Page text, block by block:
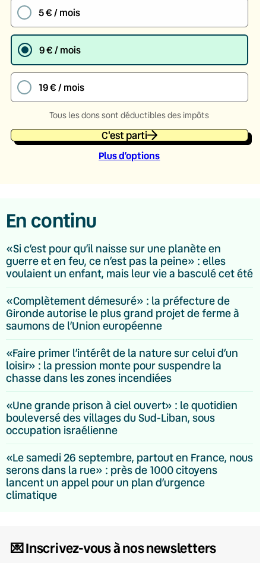
5 € / mois
9 € / mois
19 € / mois
Tous les dons sont déductibles des impôts
C'est parti
Plus d’options
En continu
«Si c’est pour qu’il naisse sur une planète en
guerre et en feu, ce n’est pas la peine» : elles
voulaient un enfant, mais leur vie a basculé cet été
«Complètement démesuré» : la préfecture de
Gironde autorise le plus grand projet de ferme à
saumons de l’Union européenne
«Faire primer l’intérêt de la nature sur celui d’un
loisir» : la pression monte pour suspendre la
chasse dans les zones incendiées
«Une grande prison à ciel ouvert» : le quotidien
bouleversé des villages du Sud-Liban, sous
occupation israélienne
«Le samedi 26 septembre, partout en France, nous
serons dans la rue» : près de 1000 citoyens
lancent un appel pour un plan d’urgence
climatique
💌 Inscrivez-vous à nos newsletters